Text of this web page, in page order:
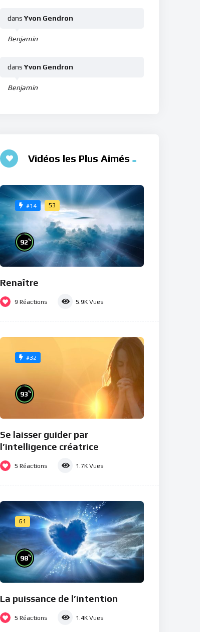
Benjamin
dansYvon Gendron
Benjamin
dansYvon Gendron
Vidéos les Plus Aimés
#14 53
92%
Renaître
9 Réactions 5.9K Vues
#32
93%
Se laisser guider par
l’intelligence créatrice
5 Réactions 1.7K Vues
61
98%
La puissance de l’intention
5 Réactions 1.4K Vues